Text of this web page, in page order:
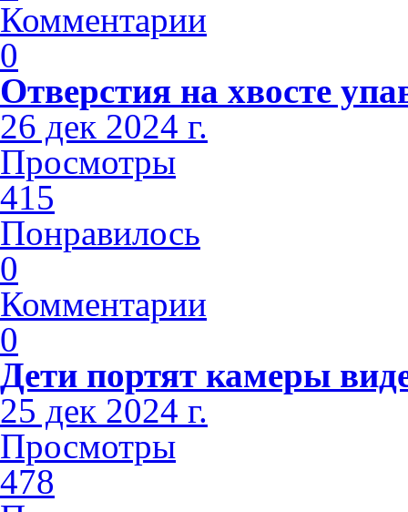
Комментарии
0
Отверстия на хвосте
26 дек 2024 г.
Просмотры
415
Понравилось
0
Комментарии
0
Дети портят камеры
25 дек 2024 г.
Просмотры
478